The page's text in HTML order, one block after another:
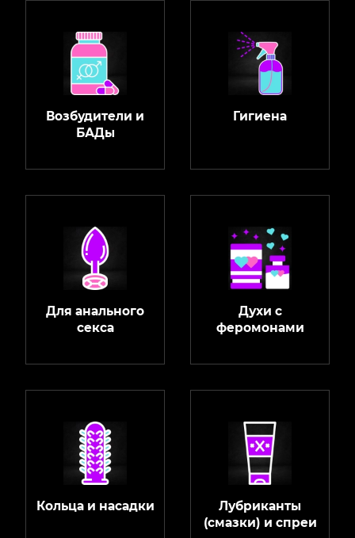
Возбудители и
БАДы
Гигиена
Для анального
секса
Духи с
феромонами
Кольца и насадки
Лубриканты
(смазки) и спреи